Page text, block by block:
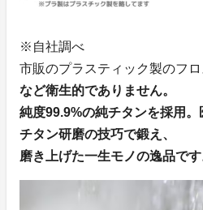
※自社調べ
市販のプラスティック製のフロ
など衛生的でありません。
純度99.9%の純チタンを採用
チタン研磨の技巧で鍛え、
磨き上げた一生モノの逸品です